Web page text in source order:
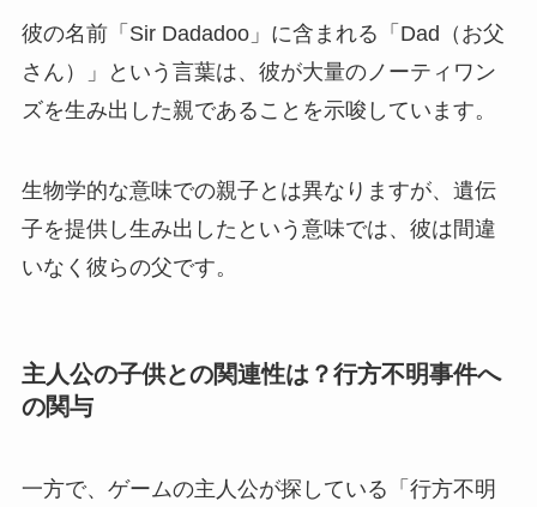
彼の名前「Sir Dadadoo」に含まれる「Dad（お父
さん）」という言葉は、彼が大量のノーティワン
ズを生み出した親であることを示唆しています。
生物学的な意味での親子とは異なりますが、遺伝
子を提供し生み出したという意味では、彼は間違
いなく彼らの父です。
主人公の子供との関連性は？行方不明事件へ
の関与
一方で、ゲームの主人公が探している「行方不明